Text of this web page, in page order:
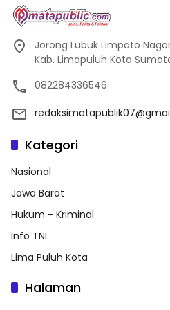
Jorong Lubuk Limpato
Kab. Limapuluh Kota
082284336546
Kategori
Nasional
Jawa Barat
Hukum - Kriminal
Info TNI
Lima Puluh Kota
Halaman